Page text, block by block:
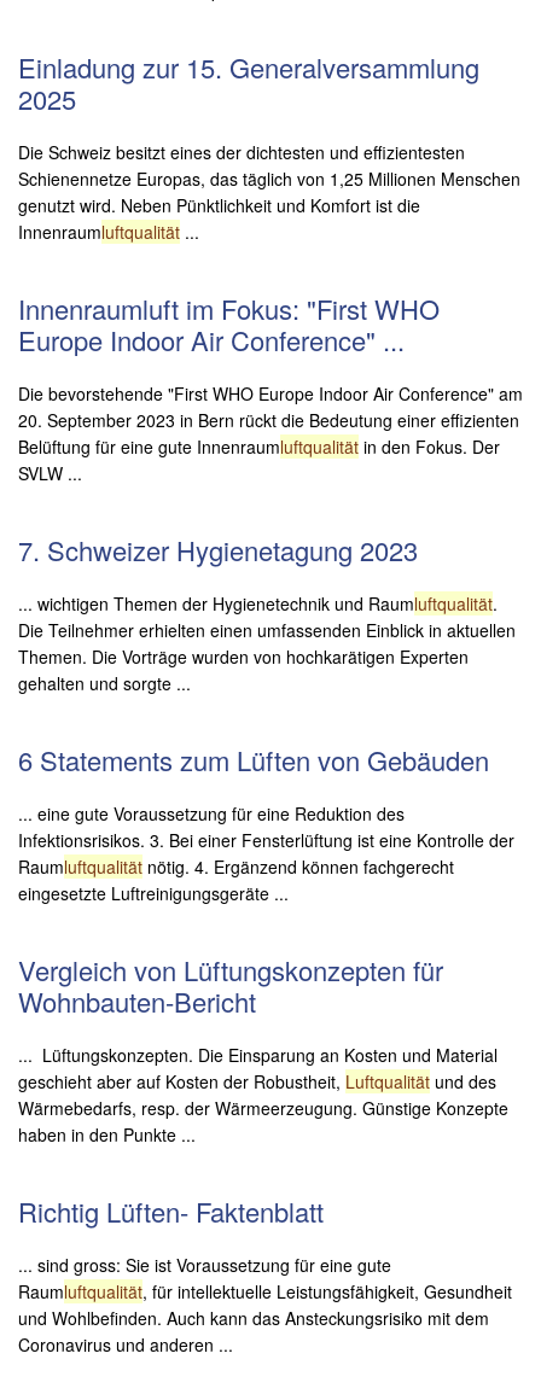
Einladung zur 15. Generalversammlung
2025
Die Schweiz besitzt eines der dichtesten und effizientesten
Schienennetze Europas, das täglich von 1,25 Millionen Menschen
genutzt wird. Neben Pünktlichkeit und Komfort ist die
Innenraumluftqualität ...
Innenraumluft im Fokus: "First WHO
Europe Indoor Air Conference" ...
Die bevorstehende "First WHO Europe Indoor Air Conference" am
20. September 2023 in Bern rückt die Bedeutung einer effizienten
Belüftung für eine gute Innenraumluftqualität in den Fokus. Der
SVLW ...
7. Schweizer Hygienetagung 2023
... wichtigen Themen der Hygienetechnik und Raumluftqualität.
Die Teilnehmer erhielten einen umfassenden Einblick in aktuellen
Themen. Die Vorträge wurden von hochkarätigen Experten
gehalten und sorgte ...
6 Statements zum Lüften von Gebäuden
... eine gute Voraussetzung für eine Reduktion des
Infektionsrisikos. 3. Bei einer Fensterlüftung ist eine Kontrolle der
Raumluftqualität nötig. 4. Ergänzend können fachgerecht
eingesetzte Luftreinigungsgeräte ...
Vergleich von Lüftungskonzepten für
Wohnbauten-Bericht
... Lüftungskonzepten. Die Einsparung an Kosten und Material
geschieht aber auf Kosten der Robustheit, Luftqualität und des
Wärmebedarfs, resp. der Wärmeerzeugung. Günstige Konzepte
haben in den Punkte ...
Richtig Lüften- Faktenblatt
... sind gross: Sie ist Voraussetzung für eine gute
Raumluftqualität, für intellektuelle Leistungsfähigkeit, Gesundheit
und Wohlbefinden. Auch kann das Ansteckungsrisiko mit dem
Coronavirus und anderen ...